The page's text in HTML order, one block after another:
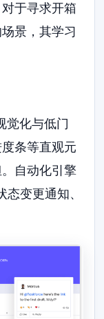
于寻求开箱
景，其学习
觉化与低门
条等直观元
自动化引擎
变更通知、